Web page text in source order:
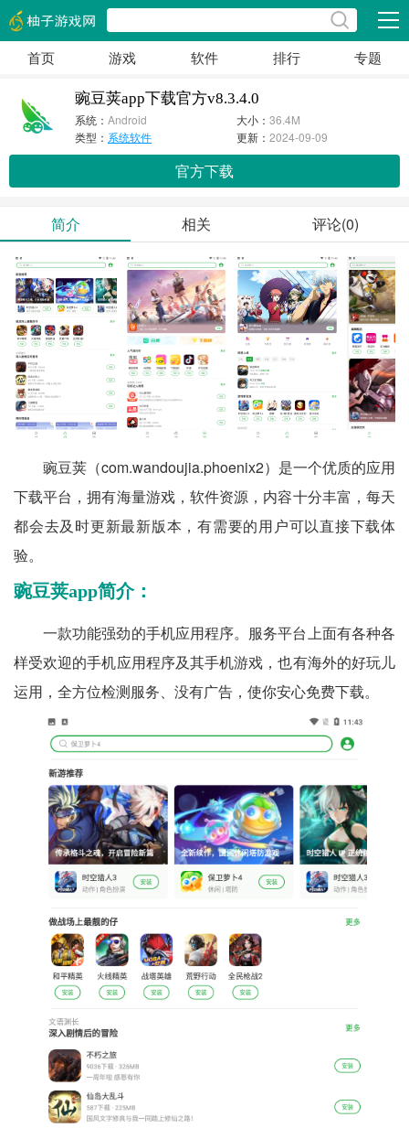
展开
首页 游戏 软件 排行 专题
豌豆荚app下载官方v8.3.4.0
系统： Android 大小：36.4M
类型： 系统软件 更新：2024-09-09
官方下载
简介 相关 评论(0)
豌豆荚（com.wandoujia.phoenix2）是一个优质的应用
下载平台，拥有海量游戏，软件资源，内容十分丰富，每天
都会去及时更新最新版本，有需要的用户可以直接下载体
验。
豌豆荚app简介：
一款功能强劲的手机应用程序。服务平台上面有各种各
样受欢迎的手机应用程序及其手机游戏，也有海外的好玩儿
运用，全方位检测服务、没有广告，使你安心免费下载。